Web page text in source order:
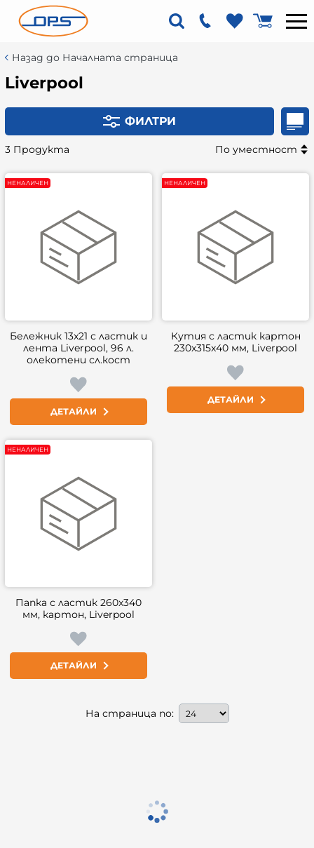
Назад до Началната страница
Liverpool
ФИЛТРИ
3 Продукта По уместност
Бележник 13x21 с ластик и
лента Liverpool, 96 л.
олекотени сл.кост
ДЕТАЙЛИ
НЕНАЛИЧЕН
Кутия с ластик картон
230x315x40 мм, Liverpool
ДЕТАЙЛИ
НЕНАЛИЧЕН
Папка с ластик 260x340
мм, картон, Liverpool
ДЕТАЙЛИ
НЕНАЛИЧЕН
На страница по: